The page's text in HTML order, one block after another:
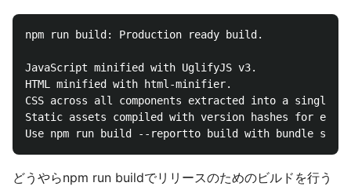
npm run build: Production ready build.
JavaScript minified with UglifyJS v3.
HTML minified with html-minifier.
CSS across all components extracted into a single
Static assets compiled with version hashes for
どうやらnpm run buildでリリースのためのビルドを行う